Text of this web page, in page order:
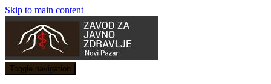
Skip to main content
Toggle navigation